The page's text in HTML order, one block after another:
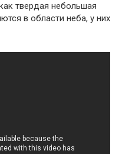
твердая небольшая
в области неба, у них